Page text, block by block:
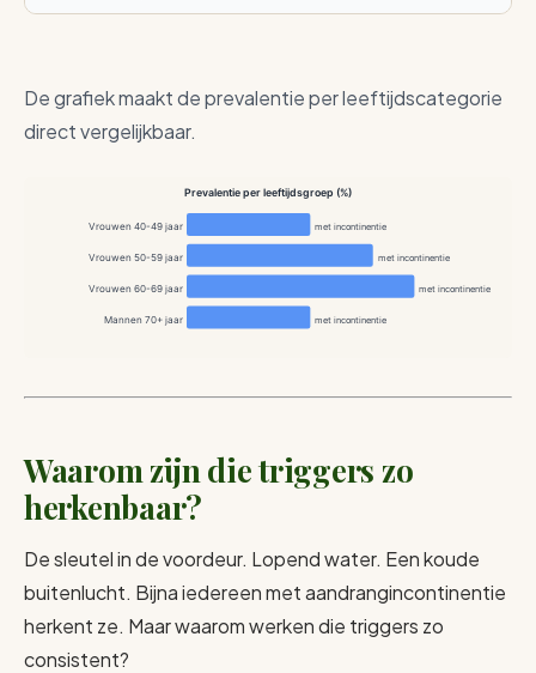
De grafiek maakt de prevalentie per leeftijdscategorie
direct vergelijkbaar.
Prevalentie per leeftijdsgroep (%)
Vrouwen 40-49 jaar met incontinentie
Vrouwen 50-59 jaar met incontinentie
Vrouwen 60-69 jaar met incontinentie
Mannen 70+ jaar met incontinentie
Waarom zijn die triggers zo
herkenbaar?
De sleutel in de voordeur. Lopend water. Een koude
buitenlucht. Bijna iedereen met aandrangincontinentie
herkent ze. Maar waarom werken die triggers zo
consistent?